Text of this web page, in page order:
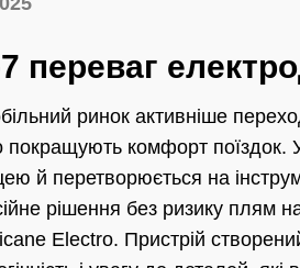
переваг
ринок активніше
покращують комфорт поїздок.
й перетворюється на
рішення без ризику плям
Electro. Пристрій